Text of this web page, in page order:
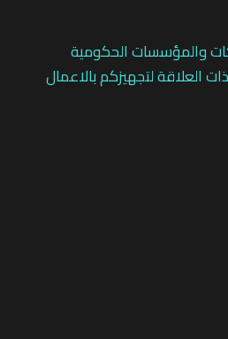
والمؤسسات الحكومية
العلاقة لتجهيزكم بالاعمال